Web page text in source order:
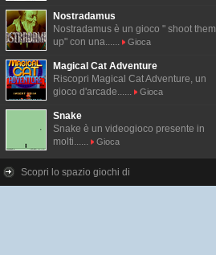
Nostradamus
Nostradamus è un gioco " shoot them
up" con una......
Gioca
Magical Cat Adventure
Riscopri Magical Cat Adventure, un
gioco d'arcade......
Gioca
Snake
Snake è un videogioco presente in
molti......
Gioca
Scopri lo spazio giochi di